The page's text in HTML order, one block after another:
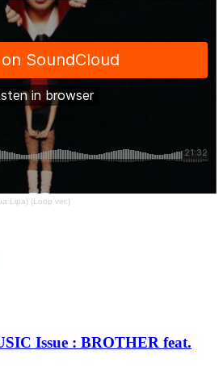
Lipa) (Loop ver.)
Issue : BROTHER feat.